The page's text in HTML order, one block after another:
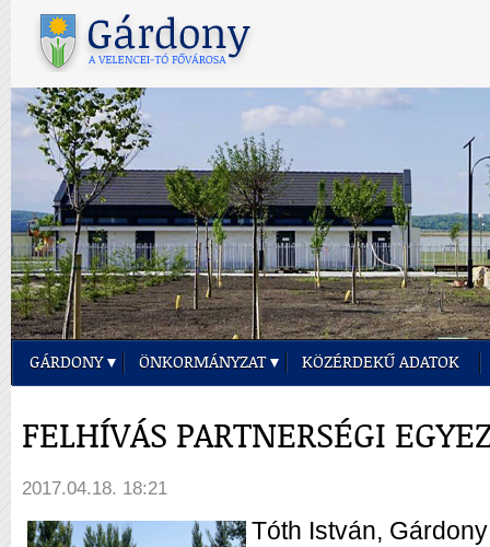
GÁRDONY ÖNKORMÁNYZAT KÖZÉRDEKŰ ADATOK
FELHÍVÁS PARTNERSÉGI
2017.04.18. 18:21
Tóth István,